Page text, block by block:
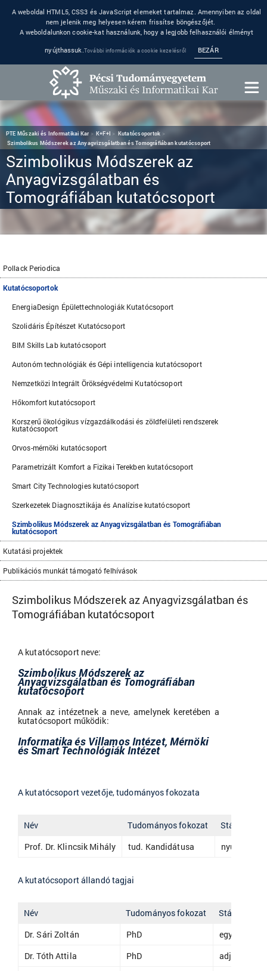
A weboldal HTML5, CSS3 és JavaScript elemeket tartalmaz. Amennyiben az oldal
nem jelenik meg helyesen kérem frissítse böngészőjét.
A weboldalunkon cookie-kat használunk, hogy a legjobb felhasználói élményt
nyújthassuk. További információk a cookie kezelésről BEZÁR
PTE Műszaki és Informatikai Kar K+F+I
Kutatócsoportok
Szimbolikus Módszerek az Anyagvizsgálatban és Tomográfiában kutatócsoport
Szimbolikus Módszerek az
Anyagvizsgálatban és
Tomográfiában kutatócsoport
Pollack Periodica
Kutatócsoportok
EnergiaDesign Épülettechnologiák Kutatócsoport
Szolidáris Építészet Kutatócsoport
BIM Skills Lab kutatócsoport
Autonóm technológiák és Gépi intelligencia kutatócsoport
Nemzetközi Integrált Örökségvédelmi Kutatócsoport
Hőkomfort kutatócsoport
Korszerű ökológikus vízgazdálkodási és zöldfelületi rendszerek
kutatócsoport
Orvos-mérnöki kutatócsoport
Parametrizált Komfort a Fizikai Terekben kutatócsoport
Smart City Technologies kutatócsoport
Szerkezetek Diagnosztikája és Analízise kutatócsoport
Szimbolikus Módszerek az Anyagvizsgálatban és Tomográfiában
kutatócsoport
Kutatási projektek
Publikációs munkát támogató felhívások
Szimbolikus Módszerek az Anyagvizsgálatban és
Tomográfiában kutatócsoport
A kutatócsoport neve:
Szimbolikus Módszerek az
Anyagvizsgálatban és Tomográfiában
kutatócsoport
Annak az intézetnek a neve, amelynek keretében a
kutatócsoport működik:
Informatika és Villamos Intézet, Mérnöki
és Smart Technológiák Intézet
A kutatócsoport vezetője, tudományos fokozata
Név Tudományos fokozat
Státusz
Prof. Dr. Klincsik Mihály
tud. Kandidátusa
A kutatócsoport állandó tagjai
Név Tudományos fokozat
Státusz
Dr. Sári Zoltán
PhD
egyetemi
Dr. Tóth Attila
PhD
adjunktus